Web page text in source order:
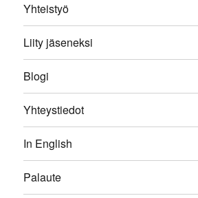
Yhteistyö
Liity jäseneksi
Blogi
Yhteystiedot
In English
Palaute